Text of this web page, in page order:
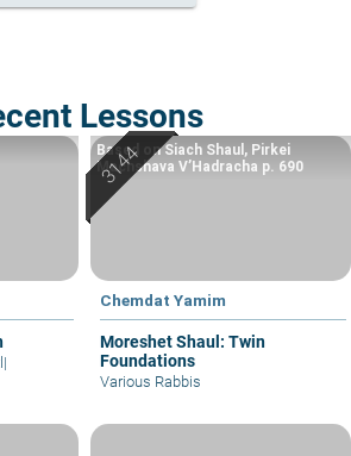
Lessons
|
Chemdat Yamim
Moreshet Shaul: Twin
Foundations
Based on Siach Shaul, Pirkei
Machshava V’Hadracha p. 690
Various Rabbis